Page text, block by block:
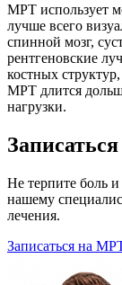
МРТ использует
лучше всего
спинной мозг,
рентгеновские
костных
МРТ длится
нагрузки.
Не терпите боль
нашему
лечения.
Записаться на